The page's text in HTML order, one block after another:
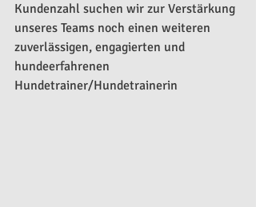
Kundenzahl suchen wir zur Verstärkung
unseres Teams noch einen weiteren
zuverlässigen, engagierten und
hundeerfahrenen
Hundetrainer/Hundetrainerin